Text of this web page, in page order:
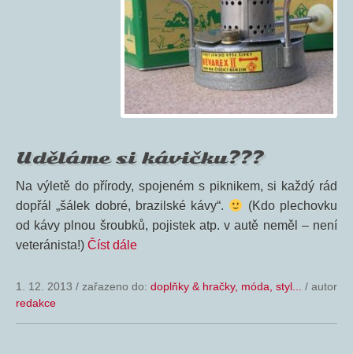
Uděláme si kávičku???
Na výletě do přírody, spojeném s piknikem, si každý rád
dopřál „šálek dobré, brazilské kávy“.
(Kdo plechovku
od kávy plnou šroubků, pojistek atp. v autě neměl – není
veteránista!) Číst dále
1. 12. 2013 / zařazeno do: doplňky & hračky, móda, styl...
/ autor
redakce